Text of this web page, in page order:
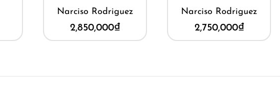
Narciso Rodriguez
2,850,000₫
Narciso Rodriguez
2,750,000₫